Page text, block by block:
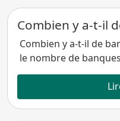
Combien y a-t-il
Combien y a-t-il de
le nombre de